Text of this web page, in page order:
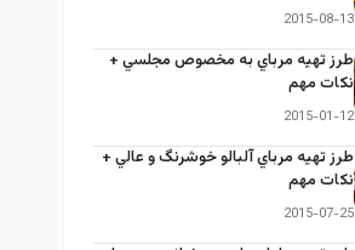
2015-08-13
طرز تهيه مرباي به مخصوص مجلسي +
نكات مهم
2015-01-12
طرز تهيه مرباي آلبالو خوشرنگ و عالي +
نكات مهم
2015-07-25